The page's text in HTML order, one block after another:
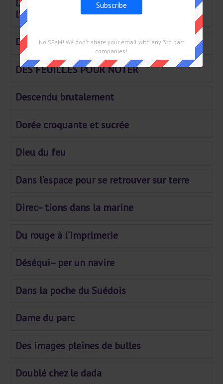
Depuis longtemps à l’église maintenant à
l’écran
Devan– cer une menace
DES FEUILLES POUR NOTER
Descendu brutalement
Dorée croquante et sucrée
Dieu du feu
Dans l’espace pour se retrouver sur terre
Direc– tions dans la marine
Du rouge à l’imprimerie
Déséqui– per un navire
Dans la poche du Suédois
Dame du parc
Des images pleines de bulles
Doublé chez le dada
No SPAM! We don't share your email with any 3rd part
companies!